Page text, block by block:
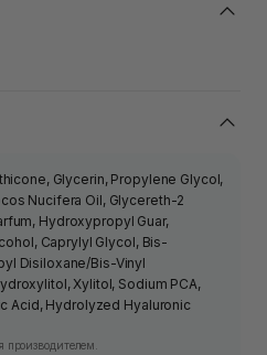
Glycerin, Propylene Glycol,
Nucifera Oil, Glycereth-2
Hydroxypropyl Guar,
Caprylyl Glycol, Bis-
Disiloxane/Bis-Vinyl
Xylitol, Sodium PCA,
Acid, Hydrolyzed Hyaluronic
производителем.